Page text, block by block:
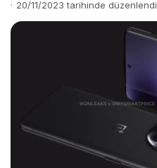
20/11/2023 tarihinde düzenlendi